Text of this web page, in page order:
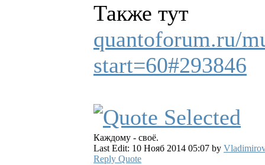
Также тут
quantoforum.ru/
start=60#293846
Каждому - своё.
Last Edit: 10 Нояб 2014 05:07 by
Reply Quote